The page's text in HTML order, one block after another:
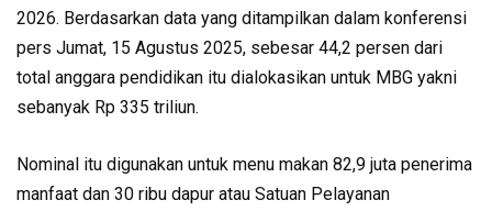
2026. Berdasarkan data yang ditampilkan dalam konferensi
pers Jumat, 15 Agustus 2025, sebesar 44,2 persen dari
total anggara pendidikan itu dialokasikan untuk MBG yakni
sebanyak Rp 335 triliun.
Nominal itu digunakan untuk menu makan 82,9 juta penerima
manfaat dan 30 ribu dapur atau Satuan Pelayanan